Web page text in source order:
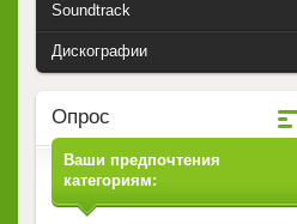
Soundtrack
Дискографии
Опрос
Ваши предпочтения
категориям: